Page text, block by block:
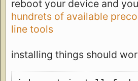
reboot your device and
hundrets of available
line tools
installing things should